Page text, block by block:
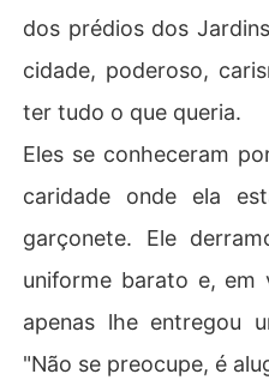
dos prédios dos
cidade, poderoso,
ter tudo o que queria.
Eles se conheceram
caridade onde ela
garçonete. Ele
uniforme barato e, em
apenas lhe entregou
"Não se preocupe, é